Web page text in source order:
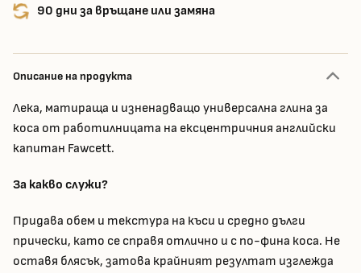
90 дни за връщане или замяна
Описание на продукта
Лека, матираща и изненадващо универсална глина за
коса от работилницата на ексцентричния английски
капитан Fawcett.
За какво служи?
Придава обем и текстура на къси и средно дълги
прически, като се справя отлично и с по-фина коса. Не
оставя блясък, затова крайният резултат изглежда